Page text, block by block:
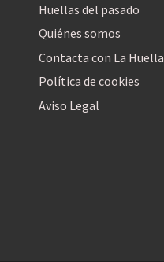
Huellas del pasado
Quiénes somos
Contacta con La Huella
Política de cookies
Aviso Legal